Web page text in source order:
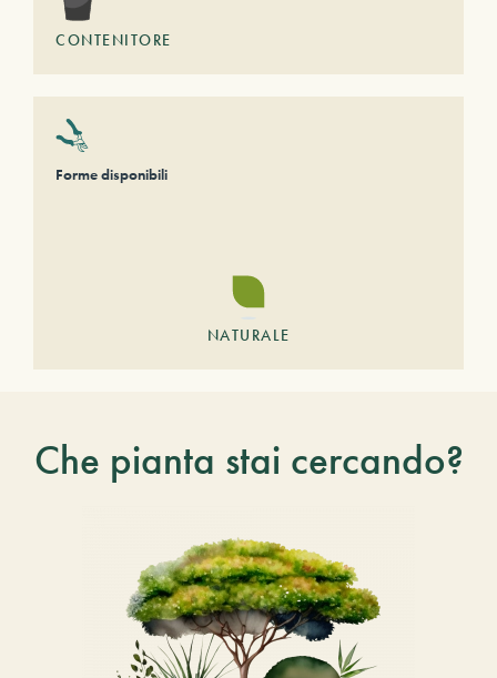
CONTENITORE
Forme disponibili
NATURALE
Che pianta stai cercando?